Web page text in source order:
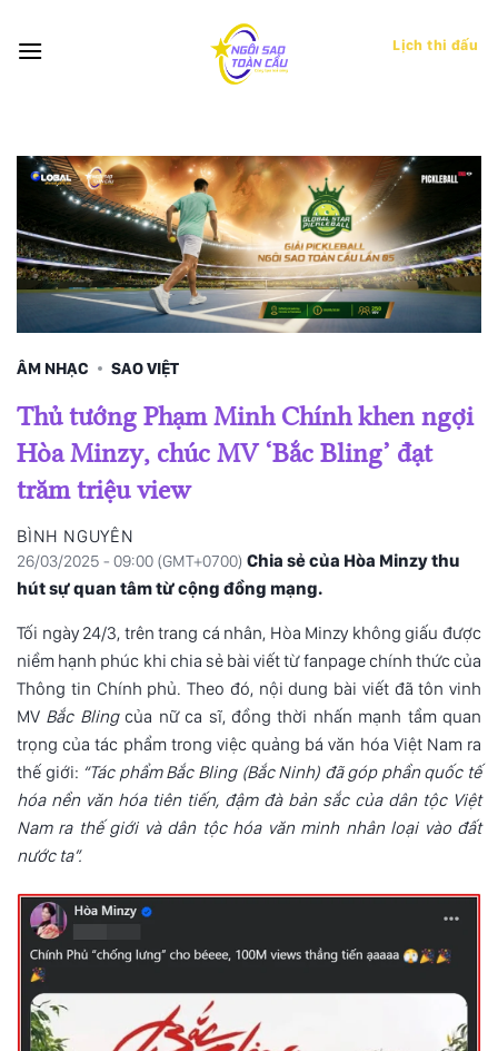
qua
Lịch thi đấu
ÂM NHẠC SAO VIỆT
Thủ tướng Phạm Minh Chính khen ngợi
Hòa Minzy, chúc MV ‘Bắc Bling’ đạt
trăm triệu view
BÌNH NGUYÊN
26/03/2025 - 09:00 (GMT+0700) Chia sẻ của Hòa Minzy thu
hút sự quan tâm từ cộng đồng mạng.
Tối ngày 24/3, trên trang cá nhân, Hòa Minzy không giấu được
niềm hạnh phúc khi chia sẻ bài viết từ fanpage chính thức của
Thông tin Chính phủ. Theo đó, nội dung bài viết đã tôn vinh
MV Bắc Blingcủa nữ ca sĩ, đồng thời nhấn mạnh tầm quan
trọng của tác phẩm trong việc quảng bá văn hóa Việt Nam ra
thế giới: “Tác phẩm Bắc Bling (Bắc Ninh) đã góp phần quốc tế
hóa nền văn hóa tiên tiến, đậm đà bản sắc của dân tộc Việt
Nam ra thế giới và dân tộc hóa văn minh nhân loại vào đất
nước ta”.